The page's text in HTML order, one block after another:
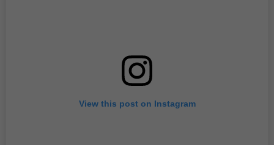
View this post on Instagram